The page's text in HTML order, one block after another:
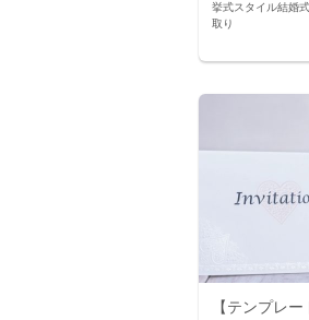
挙式スタイル結婚
取り
【テンプレ